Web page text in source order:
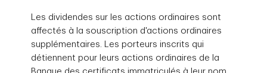
Les dividendes sur les actions ordinaires sont
affectés à la souscription d'actions ordinaires
supplémentaires. Les porteurs inscrits qui
détiennent pour leurs actions ordinaires de la